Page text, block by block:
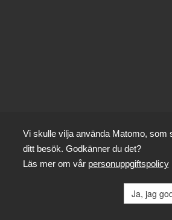
Vi skulle vilja använda Matomo, som
ditt besök. Godkänner du det?
Läs mer om vår personuppgiftspolicy
Ja, jag